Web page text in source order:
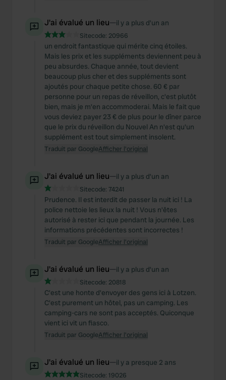
J'ai évalué un lieu—il y a plus d’un an
Sitecode: 20966
un endroit fantastique qui mérite cinq étoiles.
Mais les prix et les suppléments deviennent peu à
peu absurdes. Chaque année, tout devient
beaucoup plus cher et des suppléments sont
ajoutés pour chaque petite chose. 60 € par
personne pour un repas de réveillon, c'est plutôt
bien, mais je m'en accommoderai. Mais le fait que
vous deviez payer 23 € de plus pour le dîner parce
que le prix du réveillon du Nouvel An n'est qu'un
supplément est tout simplement insolent.
Traduit par GoogleAfficher l'original
J'ai évalué un lieu—il y a plus d’un an
Sitecode: 74241
Prudence. Il est interdit de passer la nuit ici ! La
police nettoie les lieux la nuit ! Vous n'êtes
autorisé à rester ici que pendant la journée. Les
informations précédentes sont incorrectes !
Traduit par GoogleAfficher l'original
J'ai évalué un lieu—il y a plus d’un an
Sitecode: 20818
C'est une honte d'envoyer des gens ici à Lotzen.
C'est purement un hôtel, pas un camping. Les
camping-cars ne sont pas acceptés. Quiconque
vient ici vit un fiasco.
Traduit par GoogleAfficher l'original
J'ai évalué un lieu—il y a presque 2 ans
Sitecode: 19026